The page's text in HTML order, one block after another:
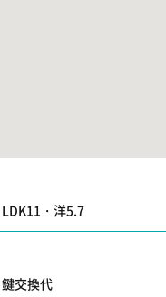
LDK11・洋5.7
鍵交換代